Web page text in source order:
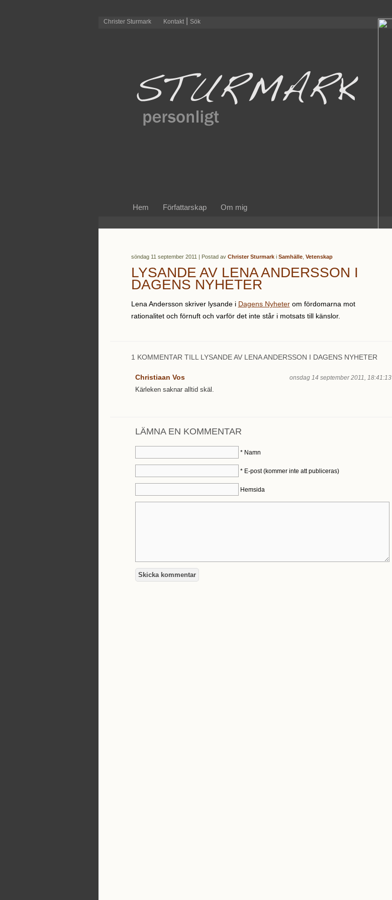
Christer Sturmark Kontakt| Sök
Hem Författarskap Om mig
söndag 11 september 2011 | Postad av Christer Sturmarki Samhälle, Vetenskap
LYSANDE AV LENA ANDERSSON I
DAGENS NYHETER
Lena Andersson skriver lysande i Dagens Nyheterom fördomarna mot
rationalitet och förnuft och varför det inte står i motsats till känslor.
1 KOMMENTAR TILL LYSANDE AV LENA ANDERSSON I DAGENS NYHETER
Christiaan Vos onsdag 14 september 2011, 18:41:13
Kärleken saknar alltid skäl.
LÄMNA EN KOMMENTAR
*Namn
*E-post (kommer inte att publiceras)
Hemsida